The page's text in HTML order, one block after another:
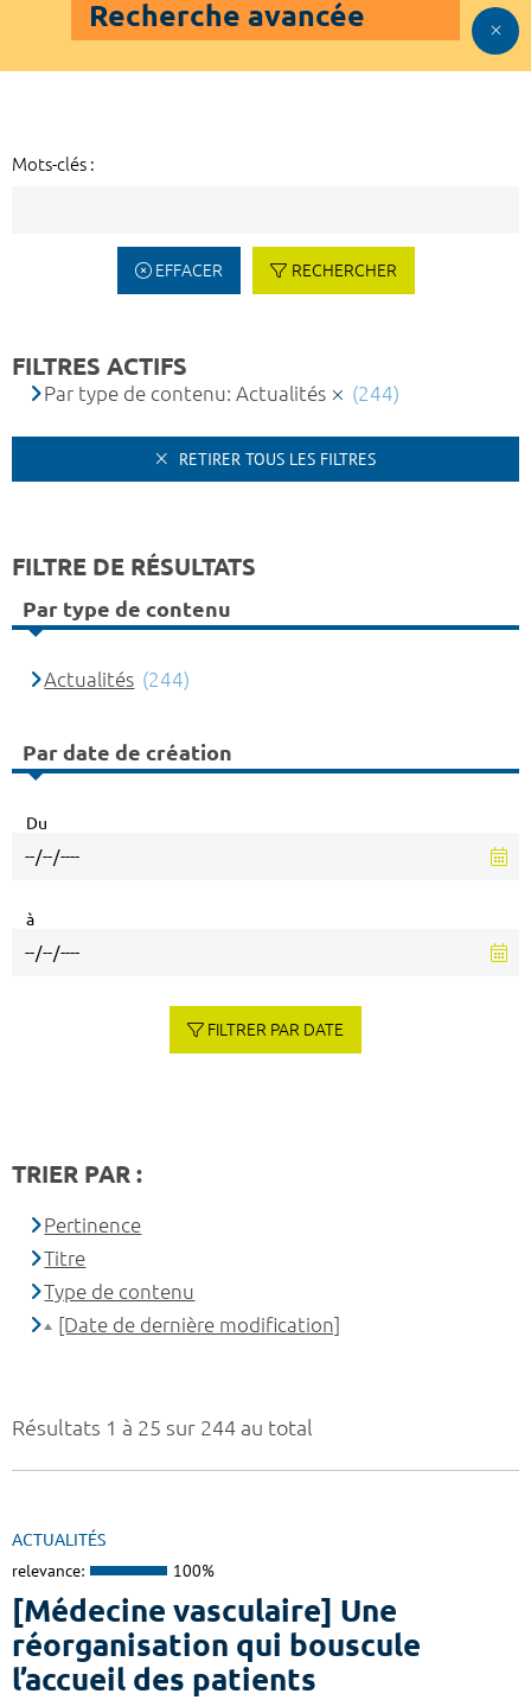
Recherche avancée
Mots-clés :
EFFACER RECHERCHER
Résultats 1 à 25 sur 244 au total
ACTUALITÉS
relevance: 100%
[Médecine vasculaire] Une
réorganisation qui bouscule
l’accueil des patients
FILTRES ACTIFS
Par type de contenu: Actualités (244)
RETIRER TOUS LES FILTRES
FILTRE DE RÉSULTATS
Par type de contenu
Actualités (244)
Par date de création
Du
à
FILTRER PAR DATE
TRIER PAR :
Pertinence
Titre
Type de contenu
[Date de dernière modification]